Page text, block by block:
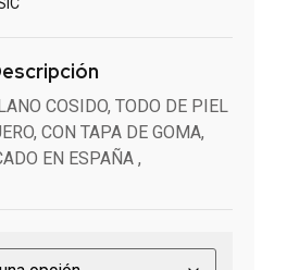
COSIDO, TODO DE PIEL
CON TAPA DE GOMA,
EN ESPAÑA ,